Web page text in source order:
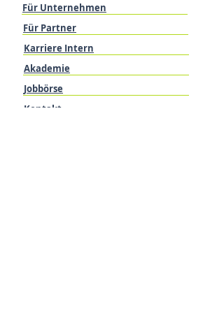
Für Unternehmen
Für Partner
Karriere Intern
Akademie
Jobbörse
Kontakt